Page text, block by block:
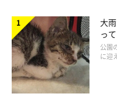
大
っ
と“
公園
に迎